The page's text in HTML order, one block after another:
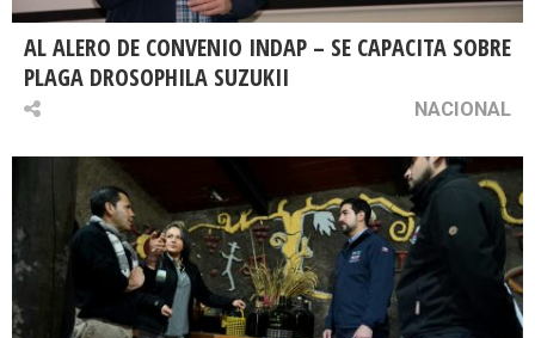
AL ALERO DE CONVENIO INDAP – SE CAPACITA SOBRE
PLAGA DROSOPHILA SUZUKII
NACIONAL